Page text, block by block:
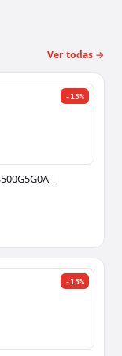
Ver todas →
-15%
|
-15%